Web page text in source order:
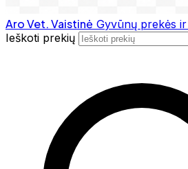
Aro Vet. Vaistinė Gyvūnų prekės
Ieškoti prekių